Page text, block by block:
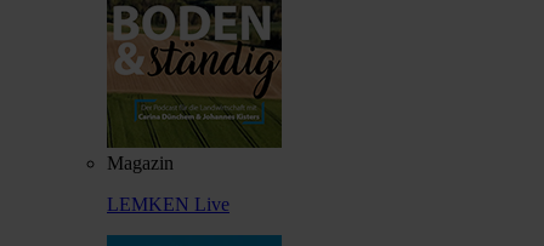
Magazin
LEMKEN Live